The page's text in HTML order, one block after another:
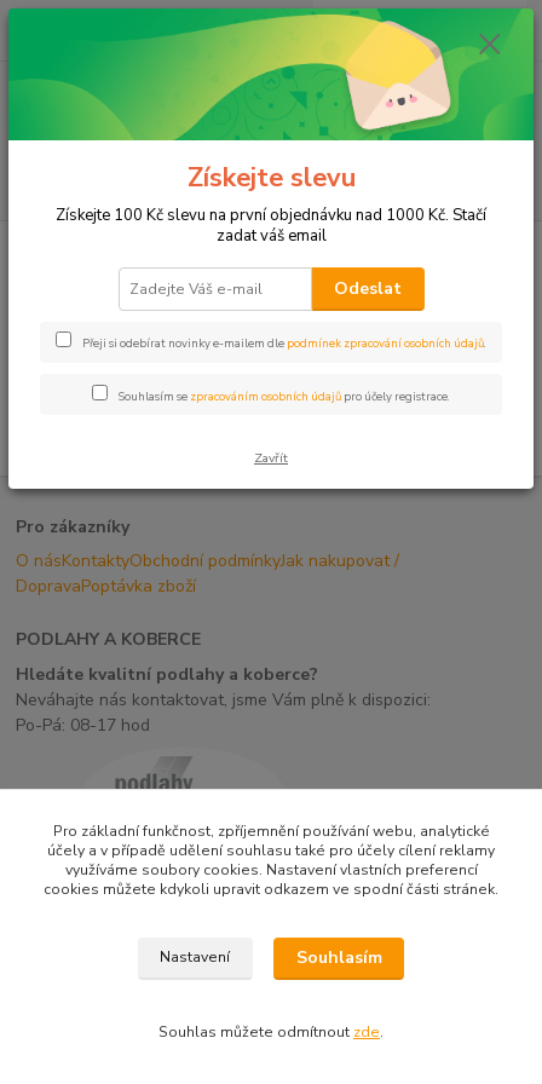
Menu
ks
za 0,00 Kč
CORMAR - řada DEEP PILE
CORMAR - řada DEEP PILE
Pro zákazníky
O násKontaktyObchodní podmínkyJak nakupovat /
DopravaPoptávka zboží
PODLAHY A KOBERCE
Hledáte kvalitní podlahy a koberce?
Neváhajte nás kontaktovat, jsme Vám plně k dispozici:
Po-Pá: 08-17 hod
Vytvořeno na Eshop-rychle.cz
Získejte slevu
Získejte 100 Kč slevu na první objednávku nad 1000 Kč. Stačí
zadat váš email
Odeslat
Přeji si odebírat novinky e-mailem dle podmínek zpracování osobních údajů.
Souhlasím se zpracováním osobních údajů pro účely registrace.
Zavřít
Pro základní funkčnost, zpříjemnění používání webu, analytické
účely a v případě udělení souhlasu také pro účely cílení reklamy
využíváme soubory cookies. Nastavení vlastních preferencí
cookies můžete kdykoli upravit odkazem ve spodní části stránek.
Nastavení Souhlasím
Souhlas můžete odmítnout zde.